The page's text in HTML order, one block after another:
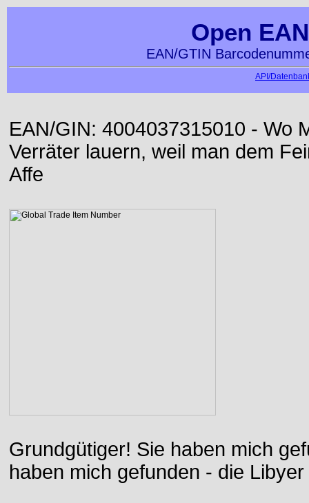
Open
EAN/GTIN
API/
EAN/GIN: 4004037315010 - Wo
Verräter lauern, weil man dem
Affe
Grundgütiger! Sie haben mich
haben mich gefunden - die